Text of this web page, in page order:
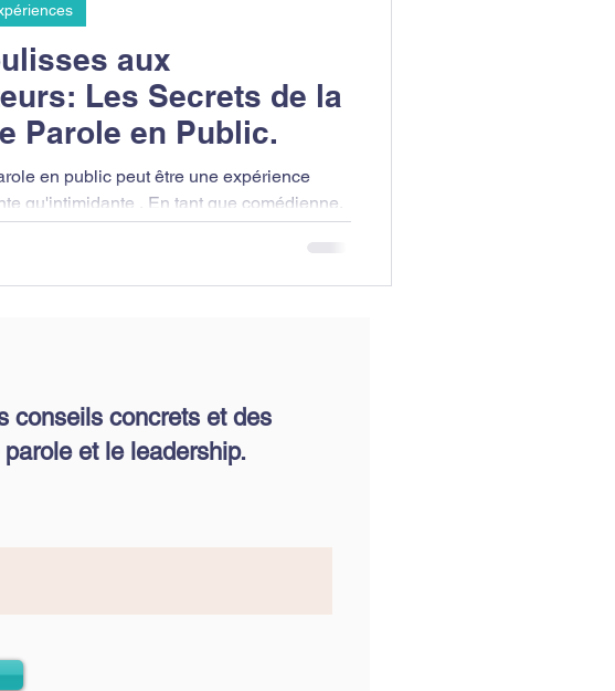
aux
Les Secrets de la
Parole en Public.
en public peut être une expérience
. En tant que comédienne,
mon...
conseils concrets et des
et le leadership.